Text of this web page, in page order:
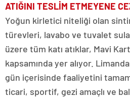
ATIĞINI TESLİM ETMEYENE
Yoğun kirletici niteliği olan
türevleri, lavabo ve tuvalet
üzere tüm katı atıklar, Mavi
kapsamında yer alıyor.
gün içerisinde faaliyetini
ticari, sportif, gezi amaçlı ve